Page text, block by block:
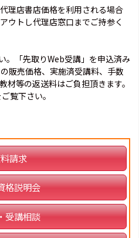
理店書店価格を利用される場合
ウトし代理店窓口までご持参く
。「先取りWeb受講」を申込済み
販売価格、実施済受講料、手数
材等の返送料はご負担頂きます。
覧下さい。
請求
格説明会
受講相談